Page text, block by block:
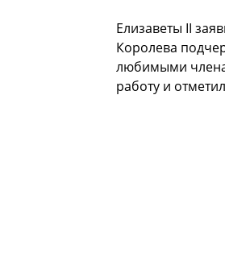
Елизаветы II
Королева
любимыми
работу и